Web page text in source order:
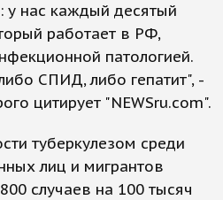
у нас каждый десятый
работает в РФ,
патологией.
СПИД, либо гепатит", -
цитирует "NEWSru.com".
туберкулезом среди
лиц и мигрантов
случаев на 100 тысяч